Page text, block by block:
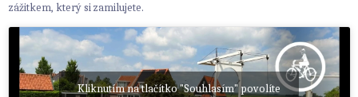
zážitkem, který si zamilujete.
Kliknutím na tlačítko "Souhlasím" povolíte